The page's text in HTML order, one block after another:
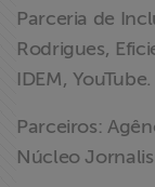
Parceria de
Rodrigues,
IDEM, YouTube.
Parceiros:
Núcleo